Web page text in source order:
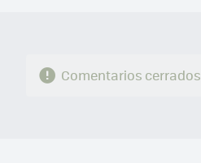
Comentarios cerrados